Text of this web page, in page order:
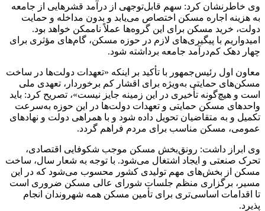
وی خاطرنشان کرد: سهم قابل‌توجهی از درآمد قشرهایی از جامعه
به هزینه اجاره مسکن اختصاص می‌یابد و بدون مداخله و حمایت
دولت، خرید مسکن برای این گروه‌ها عملاً ناممکن خواهد بود.
امیدواریم با پیگیری‌های لازم در حوزه مسکن، گام‌های مؤثری برای
چهار دهک کم‌درآمد جامعه برداشته شود.
معاون اول رئیس‌جمهور با تأکید بر اینکه «تعهدات دولت‌ها در ساخت
مسکن‌های حمایتی به‌ویژه برای اقشار کم برخوردار، تعهدی ملی
است و هیچ‌گونه تأخیری در این زمینه جایز نیست»، تصریح کرد: باید
واحدهای مسکن حمایتی و تعهدات دولت‌ها در این حوزه به‌سرعت
تکمیل و به متقاضیان تحویل داده شود و با همراهی دولت و نهادهای
عمومی، مسکن مناسب برای مردم فراهم گردد.
وی ابراز داشت: رونق‌بخش مسکن موجب شکوفایی اقتصادی،
تحرک صنعتی و ایجاد اشتغال می‌شود. با توجه به شعار سال، ساخت
مسکن از بخش‌های مهم تولیدی کشور محسوب می‌شود که در این
مسیر، برگزاری منظم جلسات شورای عالی مسکن ضروری است
تا اقدامات اساسی‌تری برای تأمین مسکن همه شهروندان انجام
پذیرد.